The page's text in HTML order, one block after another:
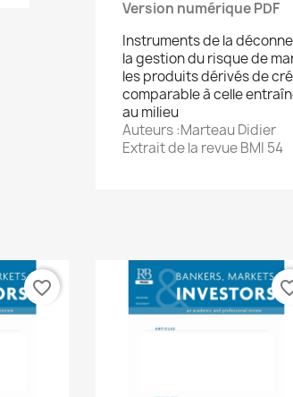
Version numérique PDF
Instruments de la
la gestion du risque de
les produits dérivés de
comparable à celle
au milieu
Auteurs :Marteau Didier
Extrait de la revue BMI 54
favorite_border